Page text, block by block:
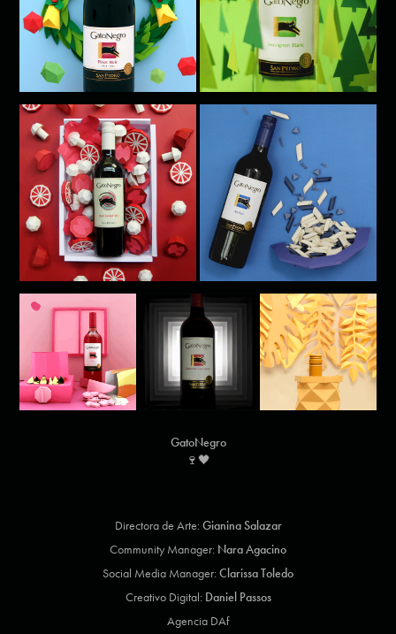
GatoNegro
🍷🖤
Directora de Arte: Gianina Salazar
Community Manager: Nara Agacino
Social Media Manager: Clarissa Toledo
Creativo Digital: Daniel Passos
Agencia DAf